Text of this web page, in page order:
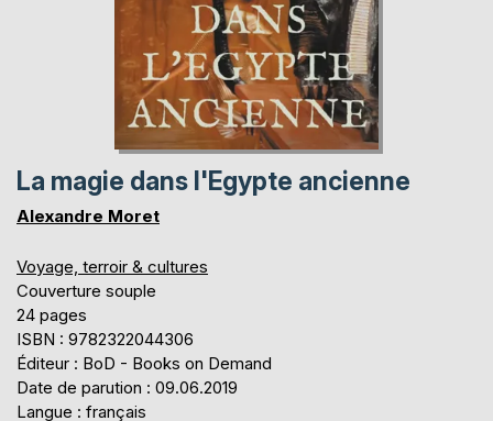
La magie dans l'Egypte ancienne
Alexandre Moret
Voyage, terroir & cultures
Couverture souple
24 pages
ISBN : 9782322044306
Éditeur : BoD - Books on Demand
Date de parution : 09.06.2019
Langue : français